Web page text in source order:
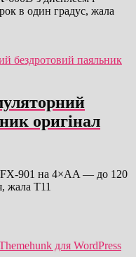
в один градус, жала
оригінал
FX-901 на 4×AA — до 120
жала T11
для WordPress